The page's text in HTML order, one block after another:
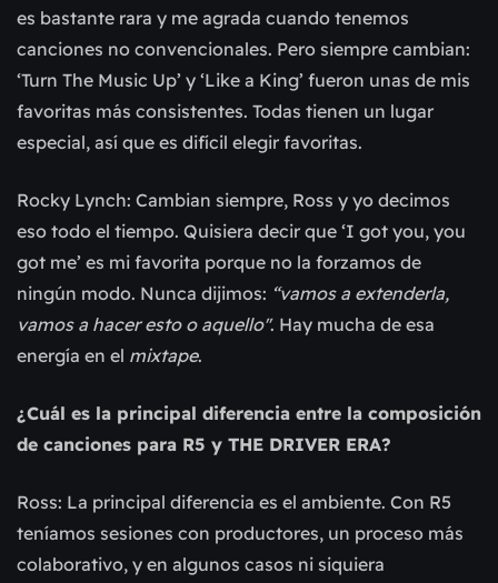
es bastante rara y me agrada cuando tenemos
canciones no convencionales. Pero siempre cambian:
‘Turn The Music Up’ y ‘Like a King’ fueron unas de mis
favoritas más consistentes. Todas tienen un lugar
especial, así que es difícil elegir favoritas.
Rocky Lynch: Cambian siempre, Ross y yo decimos
eso todo el tiempo. Quisiera decir que ‘I got you, you
got me’ es mi favorita porque no la forzamos de
ningún modo. Nunca dijimos: “vamos a extenderla,
vamos a hacer esto o aquello''. Hay mucha de esa
energía en el mixtape.
¿Cuál es la principal diferencia entre la composición
de canciones para R5 y THE DRIVER ERA?
Ross: La principal diferencia es el ambiente. Con R5
teníamos sesiones con productores, un proceso más
colaborativo, y en algunos casos ni siquiera